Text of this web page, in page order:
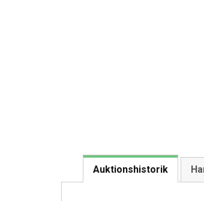
Auktionshistorik